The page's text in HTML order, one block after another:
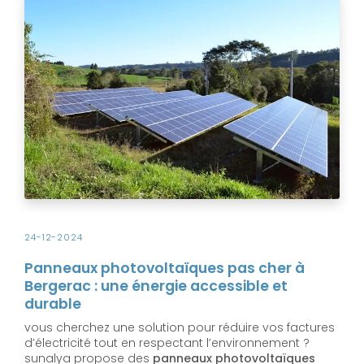
24-12-2024
Panneaux photovoltaïques pas cher à
Bergerac : une énergie accessible et
durable
vous cherchez une solution pour réduire vos factures
d’électricité tout en respectant l’environnement ?
sunalya propose des panneaux photovoltaïques